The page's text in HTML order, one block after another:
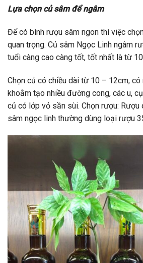
Lựa chọncủ sâm để ngâm
Để có bình rượu sâm ngon thì việc
quan trọng. Củ sâm Ngọc Linh ngâm
tuổi càng cao càng tốt, tốt nhất là từ
Chọn củ có chiều dài từ 10 – 12cm, có
khoằm tạo nhiều đường cong, các u,
củ có lớp vỏ sần sùi. Chọn rượu: Rượu
sâm ngọc linh thường dùng loại rượu